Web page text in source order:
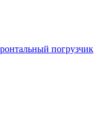
погрузчик